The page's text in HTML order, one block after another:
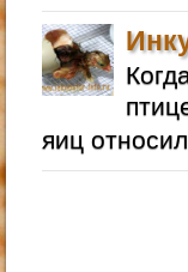
яиц